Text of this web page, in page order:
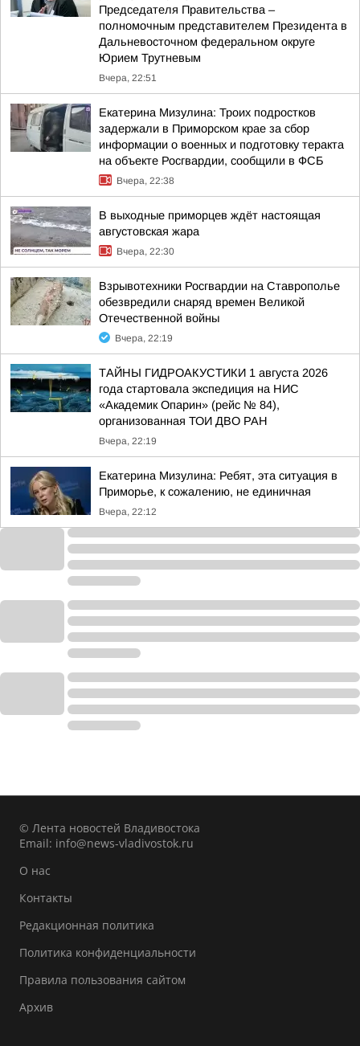
Председателя Правительства –
полномочным представителем Президента в
Дальневосточном федеральном округе
Юрием Трутневым
Вчера, 22:51
Екатерина Мизулина: Троих подростков
задержали в Приморском крае за сбор
информации о военных и подготовку теракта
на объекте Росгвардии, сообщили в ФСБ
Вчера, 22:38
В выходные приморцев ждёт настоящая
августовская жара
Вчера, 22:30
Взрывотехники Росгвардии на Ставрополье
обезвредили снаряд времен Великой
Отечественной войны
Вчера, 22:19
ТАЙНЫ ГИДРОАКУСТИКИ 1 августа 2026
года стартовала экспедиция на НИС
«Академик Опарин» (рейс № 84),
организованная ТОИ ДВО РАН
Вчера, 22:19
Екатерина Мизулина: Ребят, эта ситуация в
Приморье, к сожалению, не единичная
Вчера, 22:12
© Лента новостей Владивостока
Email: info@news-vladivostok.ru
О нас
Контакты
Редакционная политика
Политика конфиденциальности
Правила пользования сайтом
Архив